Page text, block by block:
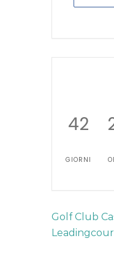
42
GIORNI
Golf Club